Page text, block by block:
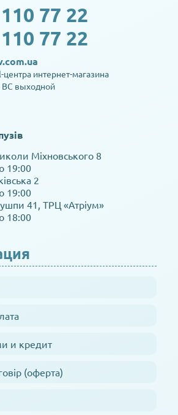
77 22
77 22
интернет-магазина
ВС выходной
Міхновського 8
19:00
2
19:00
41, ТРЦ «Атріум»
18:00
и кредит
(оферта)